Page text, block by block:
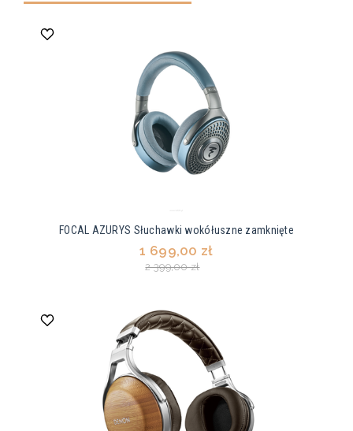
FOCAL AZURYS Słuchawki wokółuszne zamknięte
1 699,00 zł
2 399,00 zł